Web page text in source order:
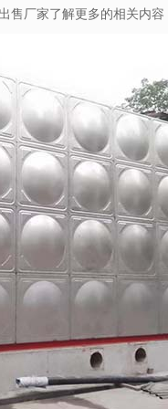
售厂家了解更多的相关内容